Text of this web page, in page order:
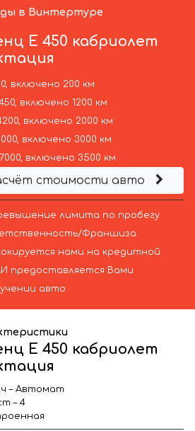
в Винтертуре
E 450 кабриолет
включено 200 км
включено 1200 км
включено 2000 км
включено 3000 км
включено 3500 км
стоимости авто
лимита по пробегу
Франшиза.
нами на кредитной
предоставляется Вами
авто.
E 450 кабриолет
– Автомат
– 4